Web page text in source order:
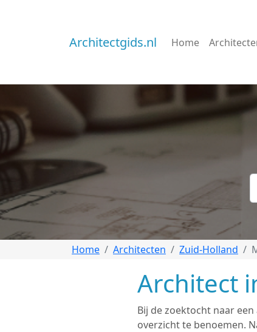
Architectgids.nl Home
Home Architecten Zuid-Holland
Architect
Bij de zoektocht naar
overzicht te benoemen.